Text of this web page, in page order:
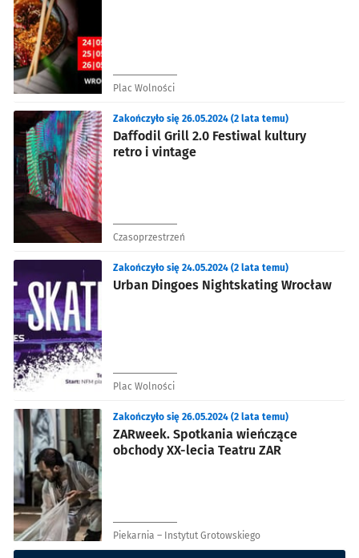
Plac Wolności
Daffodil Grill 2.0 Festiwal kultury
retro i vintage
Zakończyło się 26.05.2024 (2 lata temu)
Czasoprzestrzeń
Urban Dingoes Nightskating Wrocław
Zakończyło się 24.05.2024 (2 lata temu)
Plac Wolności
ZARweek. Spotkania wieńczące
obchody XX-lecia Teatru ZAR
Zakończyło się 26.05.2024 (2 lata temu)
Piekarnia – Instytut Grotowskiego